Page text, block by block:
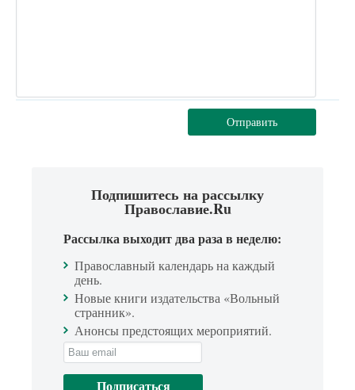
Отправить
Подпишитесь на рассылку
Православие.Ru
Рассылка выходит два раза в неделю:
Православный календарь на каждый
день.
Новые книги издательства «Вольный
странник».
Анонсы предстоящих мероприятий.